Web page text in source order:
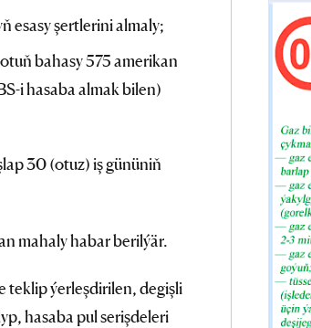
esasy şertlerini almaly;
bahasy 575 amerikan
i hasaba almak bilen)
30 (otuz) iş gününiň
mahaly habar berilýär.
teklip ýerleşdirilen, degişli
hasaba pul serişdeleri